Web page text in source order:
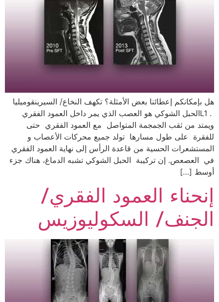
هل بإمكانكم إعطائنا بعض الأمثلة؟ تكهف النخاع/ السيرينقوميليا
. L1الحبل الشوكي هو العصب الذي يمر داخل العمود الفقري
ويمتد من ثقب الجمجمة المتواصل مع العمود الفقري حتى
للفقرة على طول مسارها تولد جميع محركات الأعصاب و
المستشعرات الحسية من قاعدة الرأس إلى نهاية العمود الفقري
في العصعص. إن تركيبة الحبل الشوكي تشبه الدماغ، هناك جزء
أوسط […]
إنحناء العمود الفقري/
الجنف/ السكوليوزيس